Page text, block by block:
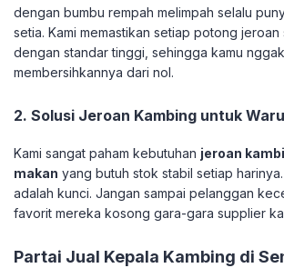
dengan bumbu rempah melimpah selalu
setia. Kami memastikan setiap potong
dengan standar tinggi, sehingga kamu
membersihkannya dari nol.
​2. Solusi Jeroan Kambing untuk
​Kami sangat paham kebutuhan jeroan
makan yang butuh stok stabil setiap
adalah kunci. Jangan sampai pelanggan
favorit mereka kosong gara-gara supplier
​Partai Jual Kepala Kambing di